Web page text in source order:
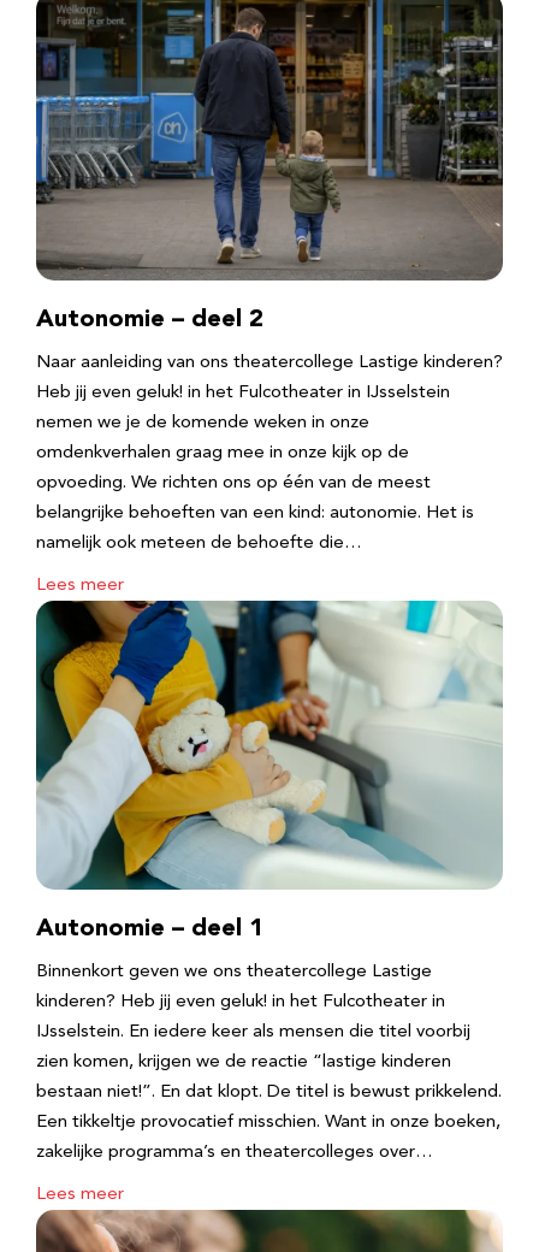
Autonomie – deel 2
Naar aanleiding van ons theatercollege Lastige kinderen?
Heb jij even geluk! in het Fulcotheater in IJsselstein
nemen we je de komende weken in onze
omdenkverhalen graag mee in onze kijk op de
opvoeding. We richten ons op één van de meest
belangrijke behoeften van een kind: autonomie. Het is
namelijk ook meteen de behoefte die…
Lees meer
Autonomie – deel 1
Binnenkort geven we ons theatercollege Lastige
kinderen? Heb jij even geluk! in het Fulcotheater in
IJsselstein. En iedere keer als mensen die titel voorbij
zien komen, krijgen we de reactie “lastige kinderen
bestaan niet!”. En dat klopt. De titel is bewust prikkelend.
Een tikkeltje provocatief misschien. Want in onze boeken,
zakelijke programma’s en theatercolleges over…
Lees meer